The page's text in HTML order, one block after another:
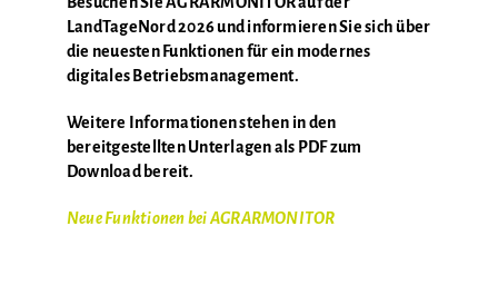
LandTageNord 2026 und informieren Sie sich über
die neuesten Funktionen für ein modernes
digitales Betriebsmanagement.
Weitere Informationen stehen in den
bereitgestellten Unterlagen als PDF zum
Download bereit.
Neue Funktionen bei AGRARMONITOR